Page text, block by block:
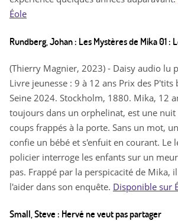
Éole
Rundberg, Johan : Les Mystères de Mika 01 :
(Thierry Magnier, 2023) - Daisy audio lu
Livre jeunesse : 9 à 12 ans Prix des
Seine 2024. Stockholm, 1880. Mika, 12
toujours dans un orphelinat, est une nuit
coups frappés à la porte. Sans un mot,
confie un bébé et s'enfuit en courant. Le
policier interroge les enfants sur un
pas. Frappé par la perspicacité de Mika,
l'aider dans son enquête. Disponible sur
Small, Steve : Hervé ne veut pas partager